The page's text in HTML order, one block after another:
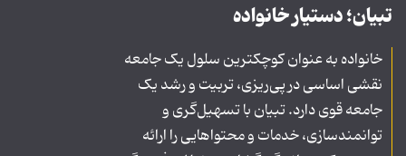
تبیان؛ دستیار خانواده
خانواده به عنوان کوچکترین سلول یک جامعه
نقشی اساسی در پی‌ریزی، تربیت و رشد یک
جامعه قوی دارد. تبیان با تسهیل‌گری و
توانمندسازی، خدمات و محتواهایی را ارائه